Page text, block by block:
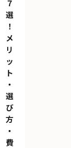
７
選
！
メ
リ
ッ
ト
・
選
び
方
・
費